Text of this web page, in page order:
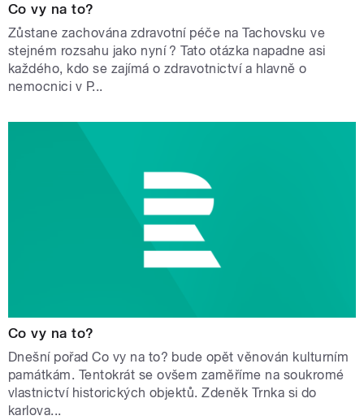
Co vy na to?
Zůstane zachována zdravotní péče na Tachovsku ve
stejném rozsahu jako nyní ? Tato otázka napadne asi
každého, kdo se zajímá o zdravotnictví a hlavně o
nemocnici v P...
Co vy na to?
Dnešní pořad Co vy na to? bude opět věnován kulturním
památkám. Tentokrát se ovšem zaměříme na soukromé
vlastnictví historických objektů. Zdeněk Trnka si do
karlova...